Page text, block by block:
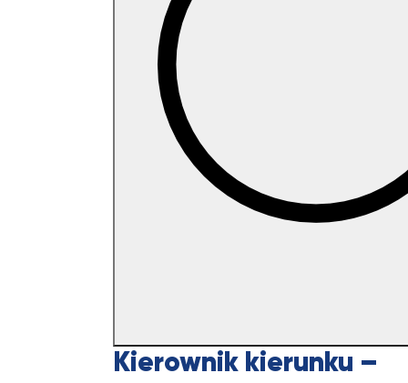
Kierownik kierunku –